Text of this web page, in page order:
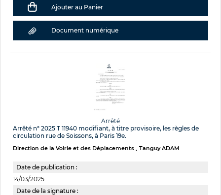
Ajouter au Panier
Document numérique
Arrêté
Arrêté n° 2025 T 11940 modifiant, à titre provisoire, les règles de
circulation rue de Soissons, à Paris 19e.
Direction de la Voirie et des Déplacements Tanguy ADAM
Date de publication :
14/03/2025
Date de la signature :